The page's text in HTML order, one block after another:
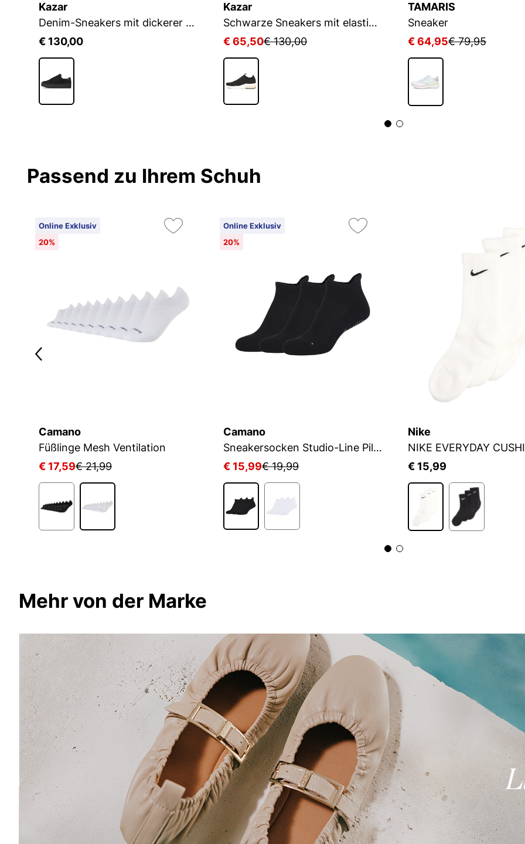
Kazar
Denim-Sneakers mit dickerer Sohle
€ 130,00
Kazar
Schwarze Sneakers mit elastischem Schaft zum Hineinschlüpfen
€ 65,50€ 130,00
TAMARIS
Sneaker
€ 64,95€ 79,95
Passend zu Ihrem Schuh
Online Exklusiv
20%
Camano
Füßlinge Mesh Ventilation
€ 17,59€ 21,99
Online Exklusiv
20%
Camano
Sneakersocken Studio-Line Pilates und Yoga
€ 15,99€ 19,99
Nike
NIKE EVERYDAY
€ 15,99
Mehr von der Marke